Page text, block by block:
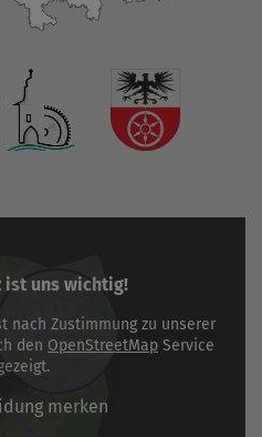
ist uns wichtig!
nach Zustimmung zu unserer
den OpenStreetMap Service
merken